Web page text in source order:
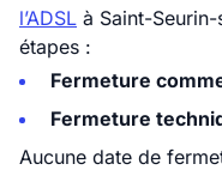
l’ADSL à Saint-
étapes :
Fermeture
Fermeture
Aucune date de